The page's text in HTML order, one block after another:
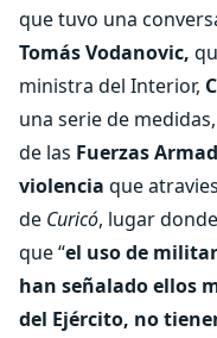
que tuvo una
Tomás Vodanovic,
ministra del Interior,
una serie de
de las Fuerzas
violencia que
de Curicó, lugar
que “el uso de
han señalado ellos
del Ejército, no